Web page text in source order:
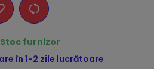
Stoc furnizor
în 1-2 zile lucrătoare